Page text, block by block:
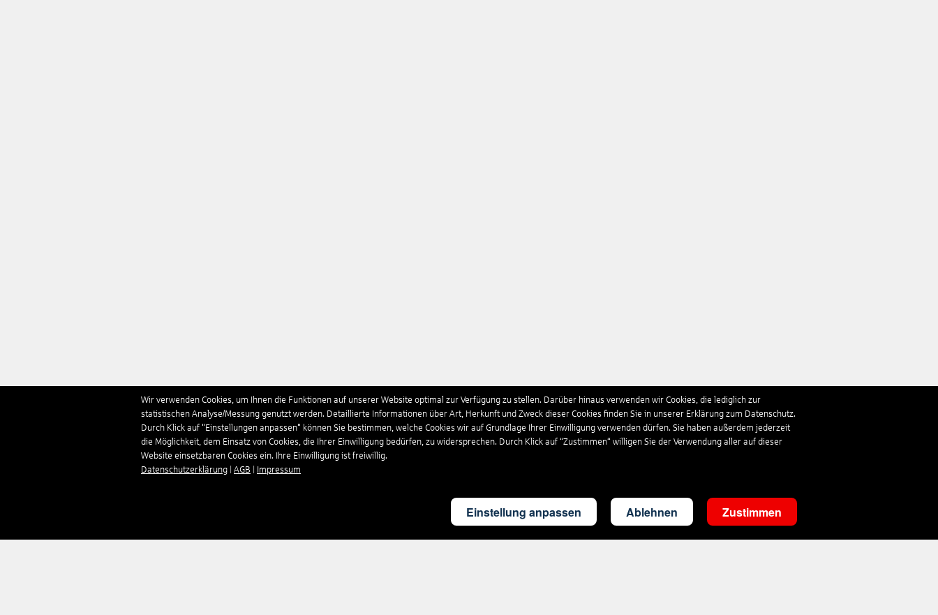
Wir verwenden Cookies, um Ihnen die Funktionen auf unserer Website optimal zur Verfügung zu stellen. Darüber hinaus verwenden wir Cookies, die lediglich zur
statistischen Analyse/Messung genutzt werden. Detaillierte Informationen über Art, Herkunft und Zweck dieser Cookies finden Sie in unserer Erklärung zum Datenschutz.
Durch Klick auf "Einstellungen anpassen" können Sie bestimmen, welche Cookies wir auf Grundlage Ihrer Einwilligung verwenden dürfen. Sie haben außerdem jederzeit
die Möglichkeit, dem Einsatz von Cookies, die Ihrer Einwilligung bedürfen, zu widersprechen. Durch Klick auf “Zustimmen“ willigen Sie der Verwendung aller auf dieser
Website einsetzbaren Cookies ein. Ihre Einwilligung ist freiwillig.
Datenschutzerklärung
AGB Impressum
Einstellung anpassen Ablehnen Zustimmen